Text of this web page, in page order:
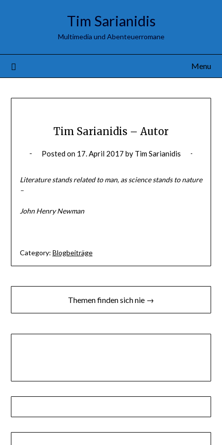
Tim Sarianidis
Multimedia und Abenteuerromane
Menu
Tim Sarianidis – Autor
Posted on 17. April 2017 by Tim Sarianidis
Literature stands related to man, as science stands to nature
–
John Henry Newman
Category: Blogbeiträge
Beitragsnavigation
Themen finden sich nie →